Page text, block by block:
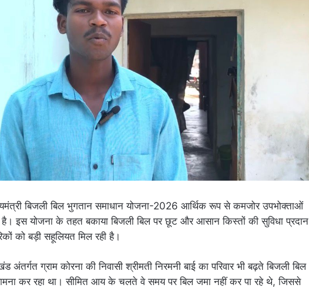
बिजली बिल भुगतान समाधान योजना-2026 आर्थिक रूप से कमजोर उपभोक्ताओं
है। इस योजना के तहत बकाया बिजली बिल पर छूट और आसान किस्तों की सुविधा प्रदान
को बड़ी सहूलियत मिल रही है।
ग्राम कोरना की निवासी श्रीमती निरमनी बाई का परिवार भी बढ़ते बिजली बिल
कर रहा था। सीमित आय के चलते वे समय पर बिल जमा नहीं कर पा रहे थे, जिससे